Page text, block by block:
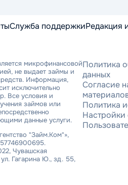
Служба поддержкиРедакция
микрофинансовой
не выдает займы и
Информация,
исключительно
Все условия и
займов или
данные услуги.
"Займ.Ком"»,
Чувашская
Гагарина Ю., зд. 55,
Политика
данных
Согласие
Политика